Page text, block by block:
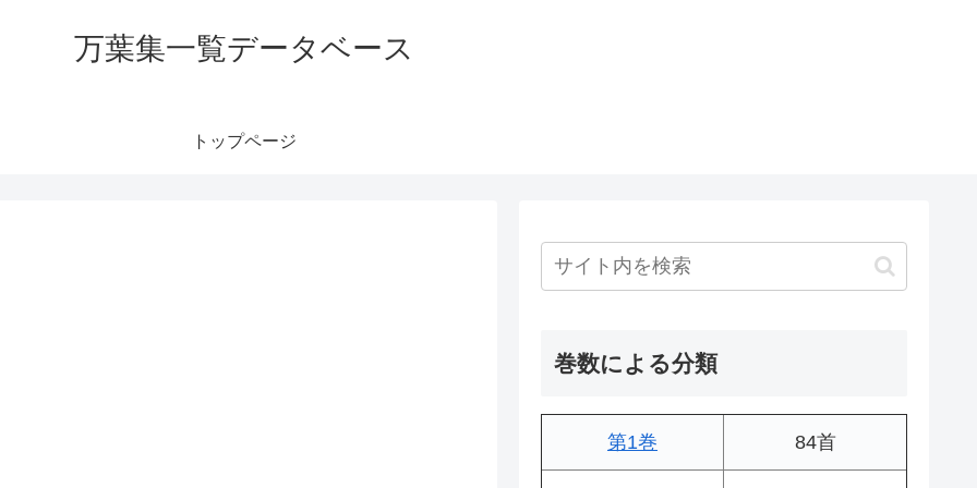
万葉集一覧データベース
トップページ
巻数による分類
第1巻 84首